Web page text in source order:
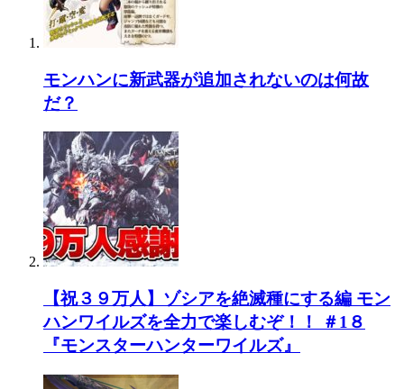
ガルク速報 2021/06/18(金) 14:02:03.79 ID:mV4SeV190
ツキノのアレって何？髪の毛？ヅラ？
ガルク速報
生え際みてみたいよな
ガルク速報 2021/06/18(金) 14:28:05.20 ID:7FYxBBg60
ツキノ擬人化しろ
ガルク速報 2021/06/18(金) 14:32:58.07 ID:FNzZGoHy0
ツキノは下半身丸出しの露出狂
モンハンに新武器が追加されないのは何故
だ？
【祝３９万人】ゾシアを絶滅種にする編 モン
ハンワイルズを全力で楽しむぞ！！ ＃1８
『モンスターハンターワイルズ』